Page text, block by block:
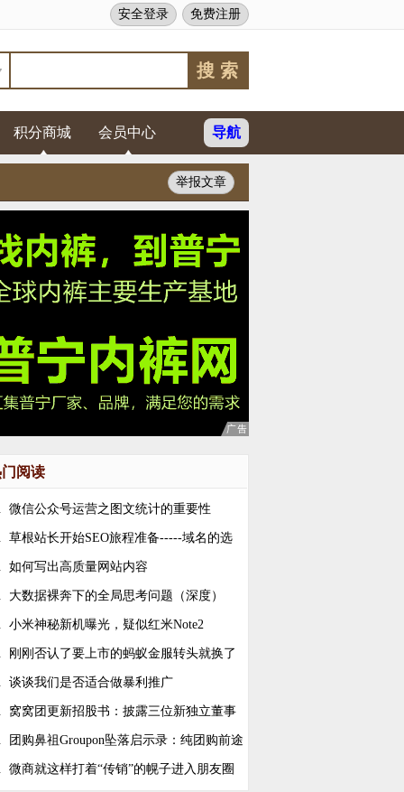
免费注册
安全登录
积分商城 会员中心 导航
举报文章
阅读
微信公众号运营之图文统计的重要性
草根站长开始SEO旅程准备-----域名的选
如何写出高质量网站内容
大数据裸奔下的全局思考问题（深度）
小米神秘新机曝光，疑似红米Note2
刚刚否认了要上市的蚂蚁金服转头就换了
原总裁井贤栋接棒
谈谈我们是否适合做暴利推广
窝窝团更新招股书：披露三位新独立董事
团购鼻祖Groupon坠落启示录：纯团购前途
转型电商才有出路
微商就这样打着“传销”的幌子进入朋友圈